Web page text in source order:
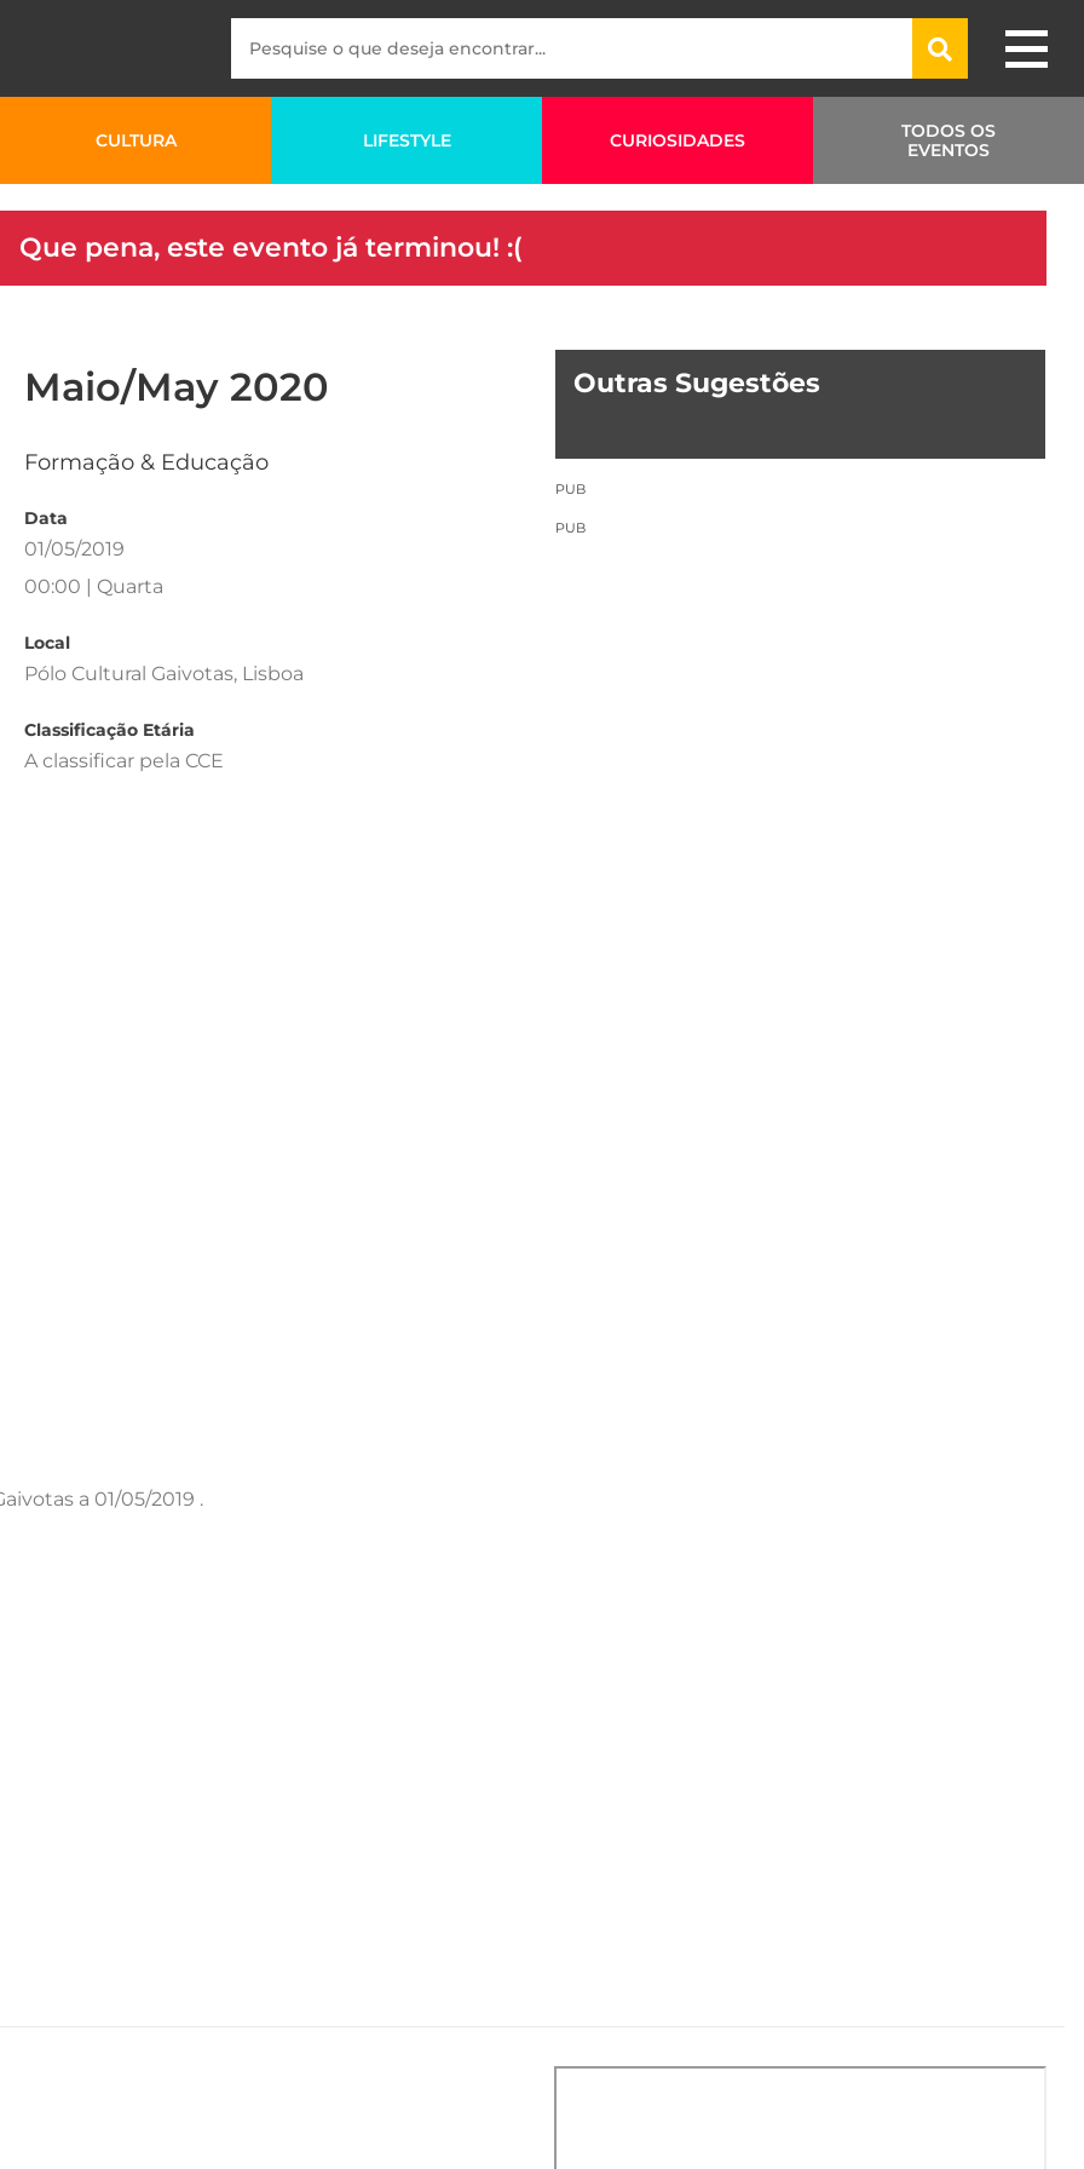
CULTURA LIFESTYLE CURIOSIDADES
TODOS OS
EVENTOS
Que pena, este evento já terminou! :(
Maio/May 2020
Formação & Educação
Data
01/05/2019
00:00 | Quarta
Local
Pólo Cultural Gaivotas, Lisboa
Classificação Etária
A classificar pela CCE
a 01/05/2019 .
Outras Sugestões
PUB
PUB